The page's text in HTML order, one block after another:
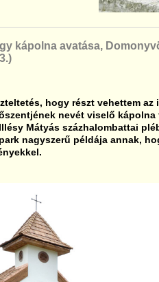
kápolna avatása,
hogy részt vehettem
nevét viselő
Mátyás százhalombattai
nagyszerű példája annak,